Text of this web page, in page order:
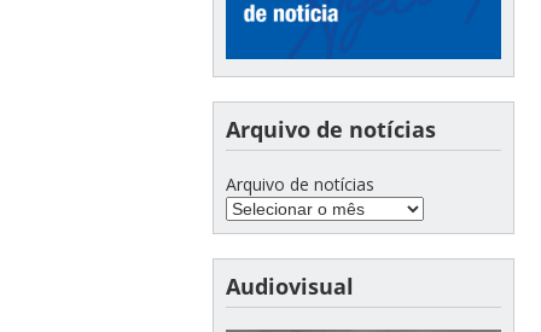
Arquivo de notícias
Arquivo de notícias
Audiovisual